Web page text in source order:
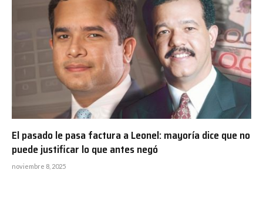
El pasado le pasa factura a Leonel: mayoría dice que no
puede justificar lo que antes negó
noviembre 8, 2025